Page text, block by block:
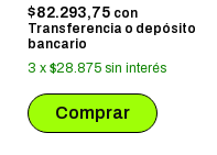
$82.293,75 con
Transferencia o depósito
bancario
3 x $28.875 sin interés